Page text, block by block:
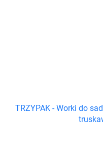
TRZYPAK - Worki do